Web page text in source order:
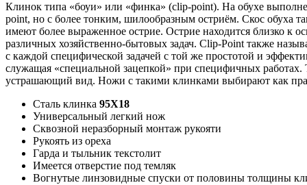
Клинок типа «боуи» или «финка» (clip-point). На обухе
point, но с более тонким, шилообразным остриём. Скос обуха
имеют более выраженное острие. Острие находится близко к
различных хозяйственно-бытовых задач. Clip-Point также
с каждой специфической задачей с той же простотой и
служащая «специальной зацепкой» при специфичных
устрашающий вид. Ножи с такими клинками выбирают как
Сталь клинка 95Х18
Универсальный легкий нож
Сквозной неразборный монтаж рукояти
Рукоять из ореха
Гарда и тыльник текстолит
Имеется отверстие под темляк
Вогнутые линзовидные спуски от половины толщины